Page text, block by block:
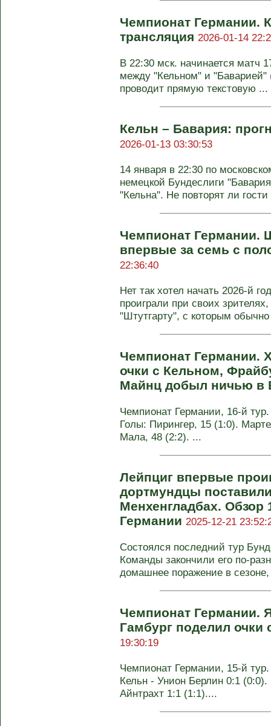
Чемпионат Германии.
трансляция 2026-01-14
В 22:30 мск. начинается матч
между "Кельном" и
проводит прямую текстовую ...
Кельн – Бавария:
2026-01-13 03:30:53
14 января в 22:30 по
немецкой Бундеслиги
"Кельна". Не повторят ли
Чемпионат Германии.
впервые за семь с
22:36:40
Нет так хотел начать 2026-й
проиграли при своих
"Штутгарту", с которым
Чемпионат Германии.
очки с Кельном,
Майнц добыл ничью в
Чемпионат Германии, 16-й
Голы: Пирингер, 15 (1:0).
Мала, 48 (2:2). ...
Лейпциг впервые
дортмундцы
Менхенгладбах. Обзор
Германии 2025-12-21
Состоялся последний тур
Команды закончили его по-
домашнее поражение в
Чемпионат Германии.
Гамбург поделил очки
19:30:19
Чемпионат Германии, 15-й
Кельн - Унион Берлин 0:1
Айнтрахт 1:1 (1:1)....